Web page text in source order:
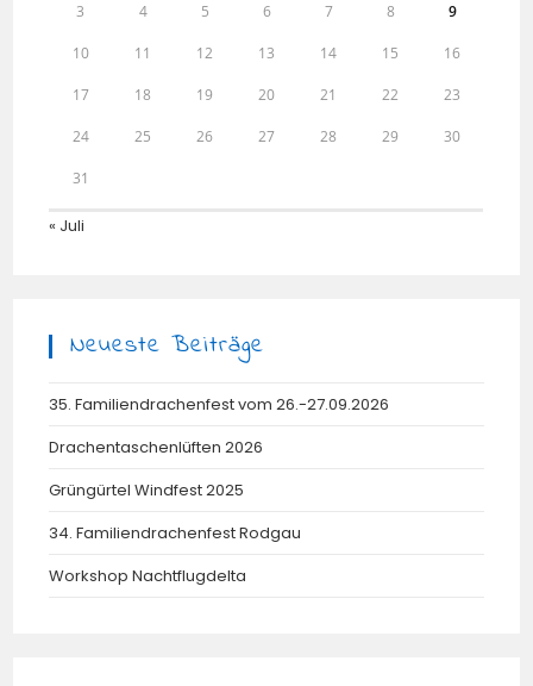
3 4 5 6 7 8 9
10 11 12 13 14 15 16
17 18 19 20 21 22 23
24 25 26 27 28 29 30
31
« Juli
Neueste Beiträge
35. Familiendrachenfest vom 26.-27.09.2026
Drachentaschenlüften 2026
Grüngürtel Windfest 2025
34. Familiendrachenfest Rodgau
Workshop Nachtflugdelta